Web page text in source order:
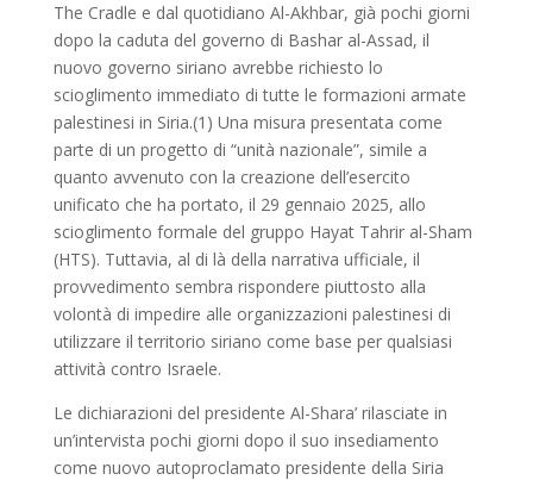
The Cradle e dal quotidiano Al-Akhbar, già pochi giorni
dopo la caduta del governo di Bashar al-Assad, il
nuovo governo siriano avrebbe richiesto lo
scioglimento immediato di tutte le formazioni armate
palestinesi in Siria.(1) Una misura presentata come
parte di un progetto di “unità nazionale”, simile a
quanto avvenuto con la creazione dell’esercito
unificato che ha portato, il 29 gennaio 2025, allo
scioglimento formale del gruppo Hayat Tahrir al-Sham
(HTS). Tuttavia, al di là della narrativa ufficiale, il
provvedimento sembra rispondere piuttosto alla
volontà di impedire alle organizzazioni palestinesi di
utilizzare il territorio siriano come base per qualsiasi
attività contro Israele.
Le dichiarazioni del presidente Al-Shara’ rilasciate in
un’intervista pochi giorni dopo il suo insediamento
come nuovo autoproclamato presidente della Siria